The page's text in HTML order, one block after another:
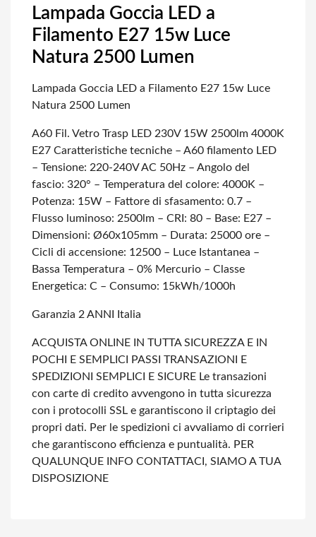
Lampada Goccia LED a
Filamento E27 15w Luce
Natura 2500 Lumen
Lampada Goccia LED a Filamento E27 15w Luce
Natura 2500 Lumen
A60 Fil. Vetro Trasp LED 230V 15W 2500lm 4000K
E27 Caratteristiche tecniche – A60 filamento LED
– Tensione: 220-240V AC 50Hz – Angolo del
fascio: 320° – Temperatura del colore: 4000K –
Potenza: 15W – Fattore di sfasamento: 0.7 –
Flusso luminoso: 2500lm – CRI: 80 – Base: E27 –
Dimensioni: Ø60x105mm – Durata: 25000 ore –
Cicli di accensione: 12500 – Luce Istantanea –
Bassa Temperatura – 0% Mercurio – Classe
Energetica: C – Consumo: 15kWh/1000h
Garanzia 2 ANNI Italia
ACQUISTA ONLINE IN TUTTA SICUREZZA E IN
POCHI E SEMPLICI PASSI TRANSAZIONI E
SPEDIZIONI SEMPLICI E SICURE Le transazioni
con carte di credito avvengono in tutta sicurezza
con i protocolli SSL e garantiscono il criptagio dei
propri dati. Per le spedizioni ci avvaliamo di corrieri
che garantiscono efficienza e puntualità. PER
QUALUNQUE INFO CONTATTACI, SIAMO A TUA
DISPOSIZIONE